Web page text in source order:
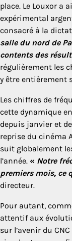
place. Le Louxor a
expérimental
consacré à la
salle du nord de
contents des
régulièrement les
y être entièrement
Les chiffres de
cette dynamique
depuis janvier et
reprise du cinéma
suit globalement
l’année. « Notre
premiers mois, ce
directeur.
Pour autant,
attentif aux
sur l’avenir du